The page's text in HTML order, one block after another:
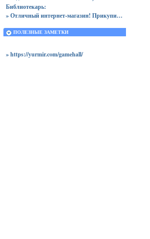
Библиотекарь:
» Отличный интернет-магазин! Прикупил сегодня дескую энциклопедию д...
ПОЛЕЗНЫЕ ЗАМЕТКИ
https://yurmir.com/gamehall/